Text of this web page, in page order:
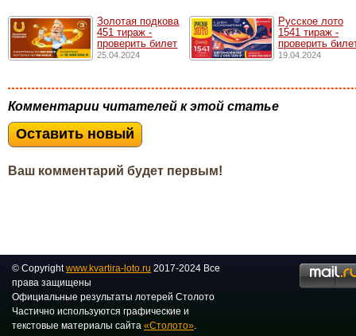
Золотая подкова
451 тираж -
проверить билет
25.04.2024
Русское лото
1541 тирaж -
проверить
19.04.2024
Комментарии читателей к этой статье
Оставить новый
Ваш комментарий будет первым!
© Copyrightwww.kvartira-loto.ru 2017-2024 Все
права защищены
Официальные результаты лотерей Столото
Частично используются графические и
текстовые материалы сайта «Столото»